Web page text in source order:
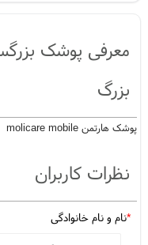
معرفی پوشک
بزرگ
پوشک هارتمن molicare mobile
نظرات کاربران
*نام و نام خانوادگی